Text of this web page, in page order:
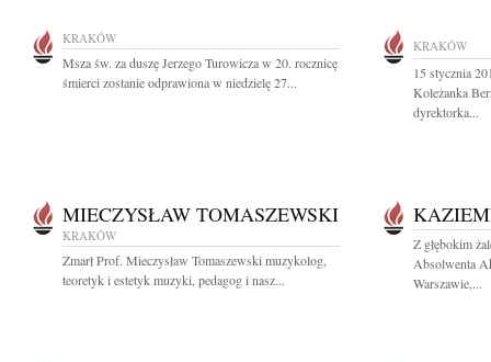
KRAKÓW
Msza św. za duszę Jerzego Turowicza w 20. rocznicę
śmierci zostanie odprawiona w niedzielę 27...
KRAKÓW
15 stycznia
Koleżanka
dyrektorka...
MIECZYSŁAW TOMASZEWSKI
KRAKÓW
Zmarł Prof. Mieczysław Tomaszewski muzykolog,
teoretyk i estetyk muzyki, pedagog i nasz...
Z głębokim
Absolwenta
Warszawie,...